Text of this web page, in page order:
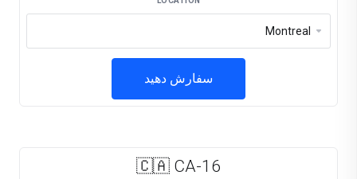
سفارش دهید
🇨🇦 CA-16